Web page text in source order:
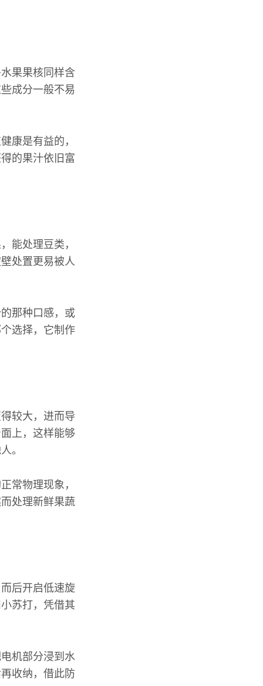
果果核同样含
成分一般不易
康是有益的，
的果汁依旧富
能处理豆类，
处置更易被人
那种口感，或
选择，它制作
较大，进而导
上，这样能够
。
常物理现象，
处理新鲜果蔬
后开启低速旋
苏打，凭借其
机部分浸到水
收纳，借此防